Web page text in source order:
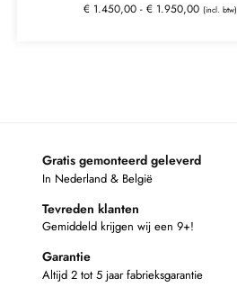
€ 1.450,00 - € 1.950,00 (incl. btw)
Gratis gemonteerd geleverd
In Nederland & België
Tevreden klanten
Gemiddeld krijgen wij een 9+!
Garantie
Altijd 2 tot 5 jaar fabrieksgarantie